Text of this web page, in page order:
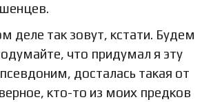
деле так зовут, кстати. Будем
что придумал я эту
досталась такая от
кто-то из моих предков